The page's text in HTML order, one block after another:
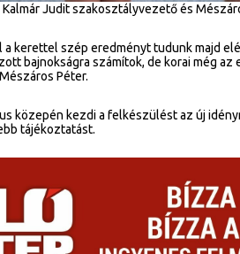
Judit szakosztályvezető és
kerettel szép eredményt tudunk majd
bajnokságra számítok, de korai még
Péter.
közepén kezdi a felkészülést az új
tájékoztatást.